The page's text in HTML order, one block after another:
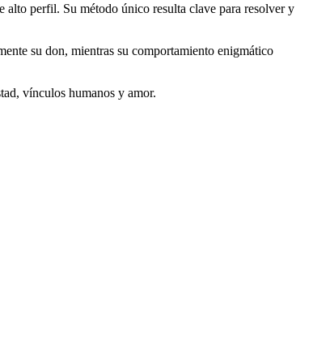
perfil. Su método único resulta clave para resolver y
su don, mientras su comportamiento enigmático
vínculos humanos y amor.